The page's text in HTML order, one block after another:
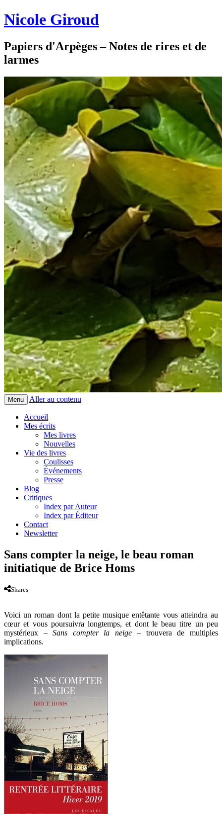
Nicole Giroud
Papiers d'Arpèges – Notes de rires et de
larmes
Menu Aller au contenu
Accueil
Mes écrits
Mes livres
Nouvelles
Vie des livres
Coulisses
Événements
Presse
Blog
Critiques
Index par Auteur
Index par Éditeur
Contact
Newsletter
Sans compter la neige, le beau roman
initiatique de Brice Homs
Shares
Voici un roman dont la petite musique entêtante vous atteindra au
cœur et vous poursuivra longtemps, et dont le beau titre un peu
mystérieux –Sans compter la neige – trouvera de multiples
implications.